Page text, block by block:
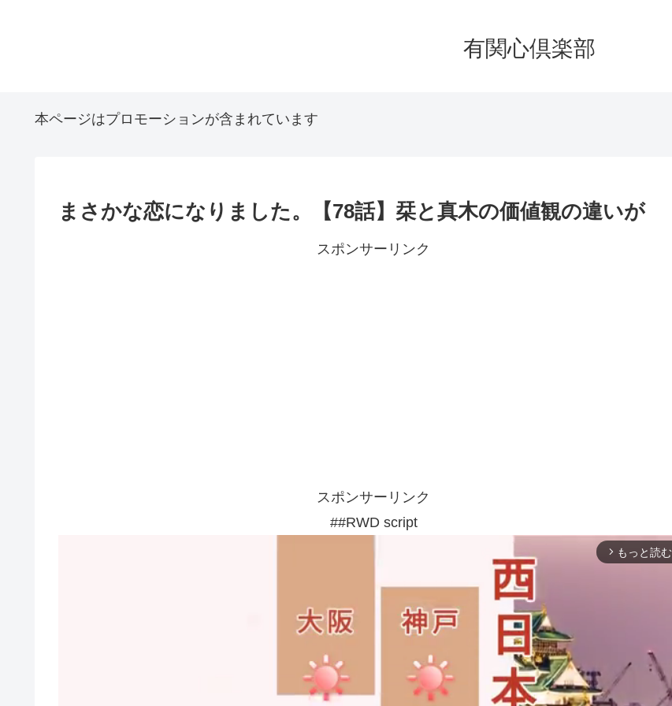
有関心倶楽部
本ページはプロモーションが含まれています
まさかな恋になりました。【78話】栞と真木の価値観の違いが
スポンサーリンク
スポンサーリンク
##RWD script
arrow_forward_ios もっと読む